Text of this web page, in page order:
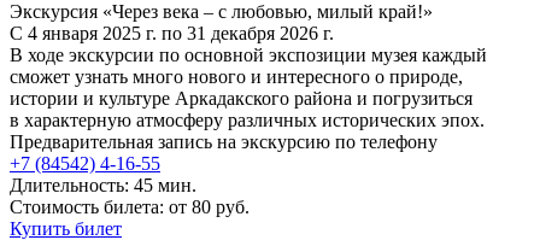
Экскурсия «Через века – с любовью, милый край!»
С 4 января 2025 г. по 31 декабря 2026 г.
В ходе экскурсии по основной экспозиции музея каждый
сможет узнать много нового и интересного о природе,
истории и культуре Аркадакского района и погрузиться
в характерную атмосферу различных исторических эпох.
Предварительная запись на экскурсию по телефону
+7 (84542) 4-16-55
Длительность: 45 мин.
Стоимость билета: от 80 руб.
Купить билет